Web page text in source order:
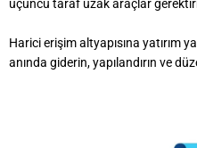
üçüncü taraf uzak araçlar
Harici erişim altyapısına yatırım
anında giderin, yapılandırın ve